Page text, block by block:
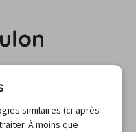
le
similaires (ci-après
À moins que